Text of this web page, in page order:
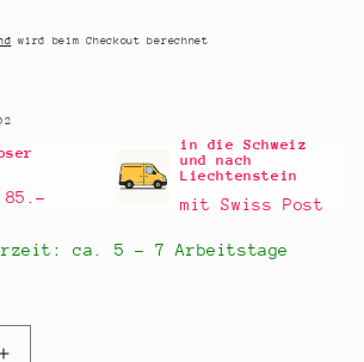
wird beim Checkout berechnet
85.–
in die Schweiz
und nach
Liechtenstein
mit Swiss Post
ca. 5 - 7 Arbeitstage